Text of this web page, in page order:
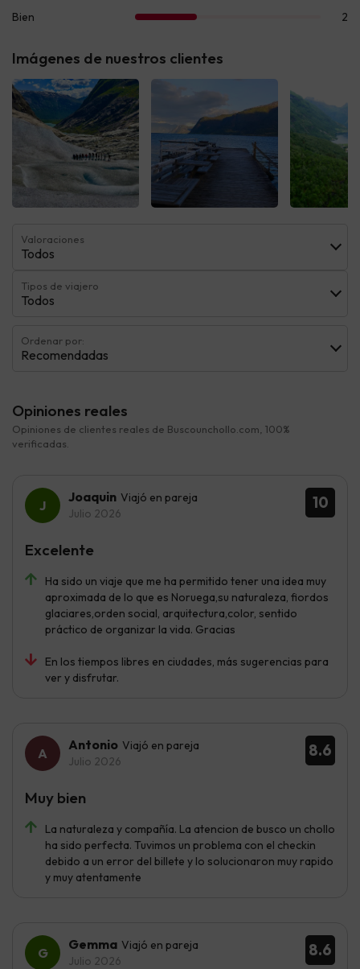
Imágenes de nuestros clientes
Valoraciones
Todos
Tipos de viajero
Todos
Ordenar por:
Recomendadas
Opiniones reales
Opiniones de clientes reales de Buscounchollo.com, 100%
verificadas.
10
Joaquin Viajó en pareja
Julio 2026
Ha sido un viaje que me ha permitido tener una idea muy
aproximada de lo que es Noruega,su naturaleza, fiordos
glaciares,orden social, arquitectura,color, sentido
práctico de organizar la vida. Gracias
En los tiempos libres en ciudades, más sugerencias para
ver y disfrutar.
Excelente
8.6
Antonio Viajó en pareja
Julio 2026
La naturaleza y compañía. La atencion de busco un chollo
ha sido perfecta. Tuvimos un problema con el checkin
debido a un error del billete y lo solucionaron muy rapido
y muy atentamente
Muy bien
8.6
Gemma Viajó en pareja
Julio 2026